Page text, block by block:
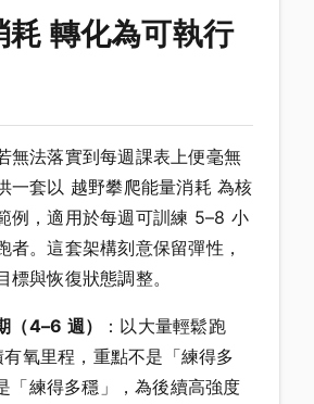
耗 轉化為可執行
無法落實到每週課表上便毫無
一套以 越野攀爬能量消耗 為核
例，適用於每週可訓練 5–8 小
者。這套架構刻意保留彈性，
標與恢復狀態調整。
（4–6 週）
：以大量輕鬆跑
有氧里程，重點不是「練得多
「練得多穩」，為後續高強度